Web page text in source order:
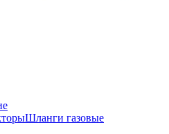
Шланги газовые